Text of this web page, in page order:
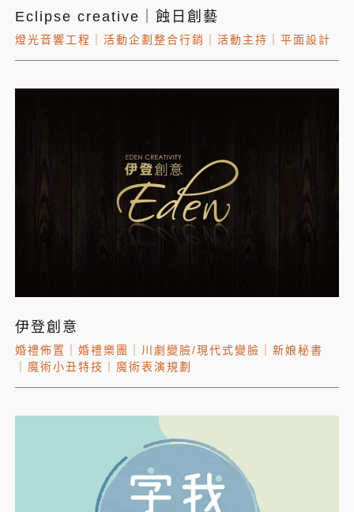
Eclipse creative｜蝕日創藝
燈光音響工程 活動企劃整合行銷 活動主持 平面設計
伊登創意
婚禮佈置 婚禮樂團 川劇變臉/現代式變臉
新娘秘書
魔術小丑特技 魔術表演規劃